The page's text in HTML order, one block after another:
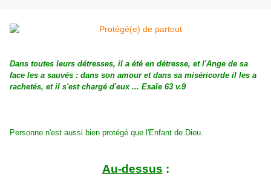
Dans toutes leurs détresses, il a été en détresse, et l'Ange de sa
face les a sauvés : dans son amour et dans sa miséricorde il les a
rachetés, et il s'est chargé d'eux ... Esaïe 63 v.9
Personne n'est aussi bien protégé que l'Enfant de Dieu.
Au-dessus :